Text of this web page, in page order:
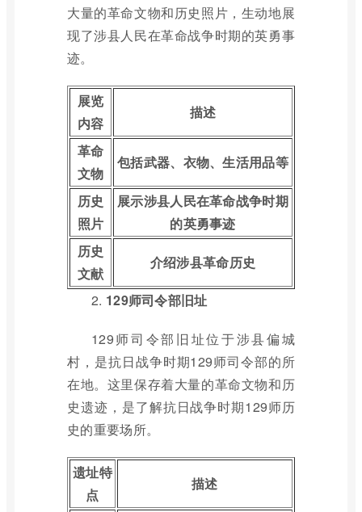
大量的革命文物和历史照片，生动地展
现了涉县人民在革命战争时期的英勇事
迹。
展览
内容
描述
革命
文物
包括武器、衣物、生活用品等
历史
照片
展示涉县人民在革命战争时期
的英勇事迹
历史
文献
介绍涉县革命历史
2. 129师司令部旧址
129师司令部旧址位于涉县偏城
村，是抗日战争时期129师司令部的所
在地。这里保存着大量的革命文物和历
史遗迹，是了解抗日战争时期129师历
史的重要场所。
遗址特
点
描述